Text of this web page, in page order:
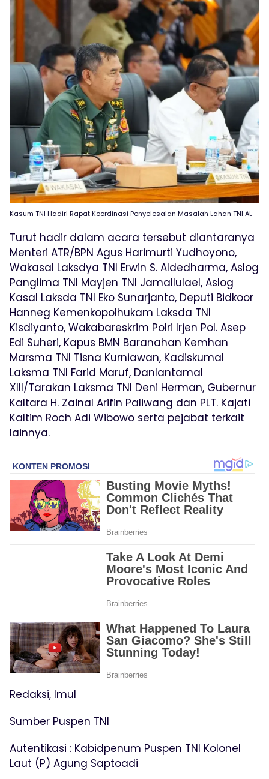
Kasum TNI Hadiri Rapat Koordinasi Penyelesaian Masalah Lahan TNI AL
Turut hadir dalam acara tersebut diantaranya
Menteri ATR/BPN Agus Harimurti Yudhoyono,
Wakasal Laksdya TNI Erwin S. Aldedharma, Aslog
Panglima TNI Mayjen TNI Jamallulael, Aslog
Kasal Laksda TNI Eko Sunarjanto, Deputi Bidkoor
Hanneg Kemenkopolhukam Laksda TNI
Kisdiyanto, Wakabareskrim Polri Irjen Pol. Asep
Edi Suheri, Kapus BMN Baranahan Kemhan
Marsma TNI Tisna Kurniawan, Kadiskumal
Laksma TNI Farid Maruf, Danlantamal
XIII/Tarakan Laksma TNI Deni Herman, Gubernur
Kaltara H. Zainal Arifin Paliwang dan PLT. Kajati
Kaltim Roch Adi Wibowo serta pejabat terkait
lainnya.
Redaksi, Imul
Sumber Puspen TNI
Autentikasi : Kabidpenum Puspen TNI Kolonel
Laut (P) Agung Saptoadi